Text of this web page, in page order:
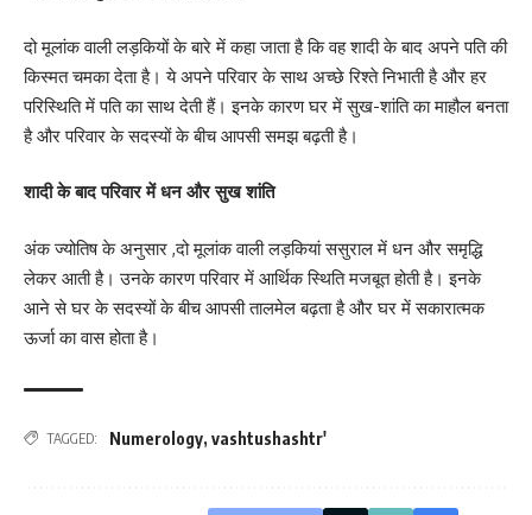
दो मूलांक वाली लड़कियों के बारे में कहा जाता है कि वह शादी के बाद अपने पति की
किस्मत चमका देता है। ये अपने परिवार के साथ अच्छे रिश्ते निभाती है और हर
परिस्थिति में पति का साथ देती हैं। इनके कारण घर में सुख-शांति का माहौल बनता
है और परिवार के सदस्यों के बीच आपसी समझ बढ़ती है।
शादी के बाद परिवार में धन और सुख शांति
अंक ज्योतिष के अनुसार ,दो मूलांक वाली लड़कियां ससुराल में धन और समृद्धि
लेकर आती है। उनके कारण परिवार में आर्थिक स्थिति मजबूत होती है। इनके
आने से घर के सदस्यों के बीच आपसी तालमेल बढ़ता है और घर में सकारात्मक
ऊर्जा का वास होता है।
TAGGED: Numerology, vashtushashtr'